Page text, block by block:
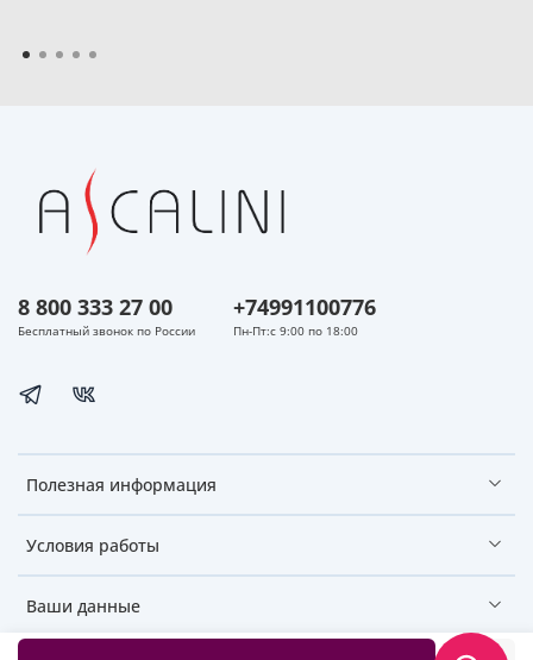
Полезная информация
Условия работы
Ваши данные
8 800 333 27 00
Бесплатный звонок по России
+74991100776
Пн-Пт:с 9:00 по 18:00